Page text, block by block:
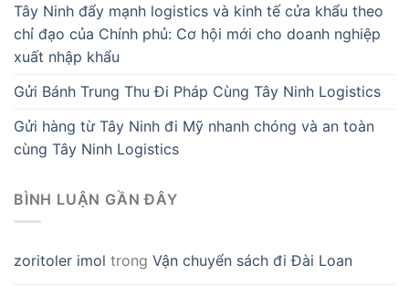
Tây Ninh đẩy mạnh logistics và kinh tế cửa khẩu theo
chỉ đạo của Chính phủ: Cơ hội mới cho doanh nghiệp
xuất nhập khẩu
Gửi Bánh Trung Thu Đi Pháp Cùng Tây Ninh Logistics
Gửi hàng từ Tây Ninh đi Mỹ nhanh chóng và an toàn
cùng Tây Ninh Logistics
BÌNH LUẬN GẦN ĐÂY
zoritoler imol trong Vận chuyển sách đi Đài Loan